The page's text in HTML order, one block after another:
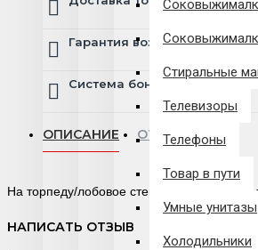
Стиральные
Телевизоры
Телефоны
Товар в пути
Умные унитазы
Холодильники
Гарантия возврата и
Система бонусов и
ОПИСАНИЕ ОТЗЫВЫ
На торпеду/лобовое стекло В комплекте:
НАПИСАТЬ ОТЗЫВ